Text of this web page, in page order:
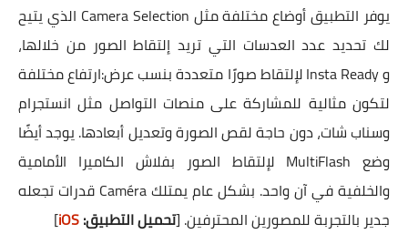
يوفر التطبيق أوضاع مختلفة مثل Camera Selection الذي يتيح
لك تحديد عدد العدسات التي تريد إلتقاط الصور من خلالها،
و Insta Ready لإلتقاط صورًا متعددة بنسب عرض:ارتفاع مختلفة
لتكون مثالية للمشاركة على منصات التواصل مثل انستجرام
وسناب شات، دون حاجة لقص الصورة وتعديل أبعادها. يوجد أيضًا
وضع MultiFlash لإلتقاط الصور بفلاش الكاميرا الأمامية
والخلفية في آن واحد. بشكل عام يمتلك Caméra قدرات تجعله
جدير بالتجربة للمصورين المحترفين. [تحميل التطبيق:iOS
]